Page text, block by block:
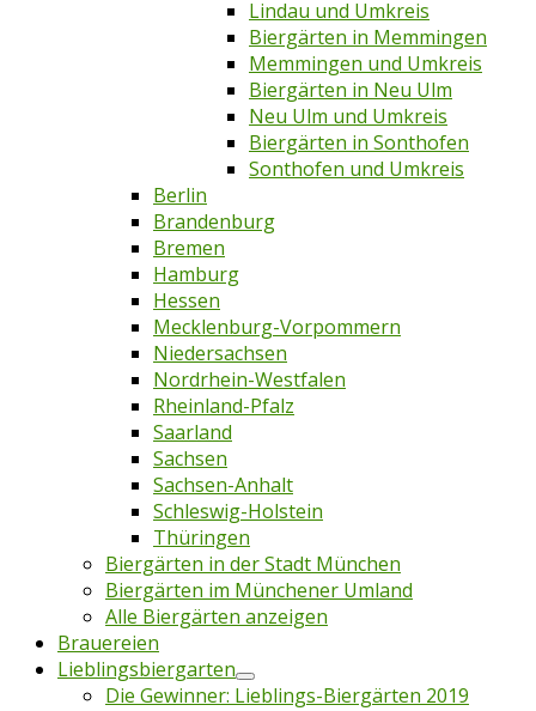
Lindau und Umkreis
Biergärten in Memmingen
Memmingen und Umkreis
Biergärten in Neu Ulm
Neu Ulm und Umkreis
Biergärten in Sonthofen
Sonthofen und Umkreis
Berlin
Brandenburg
Bremen
Hamburg
Hessen
Mecklenburg-Vorpommern
Niedersachsen
Nordrhein-Westfalen
Rheinland-Pfalz
Saarland
Sachsen
Sachsen-Anhalt
Schleswig-Holstein
Thüringen
Biergärten in der Stadt München
Biergärten im Münchener Umland
Alle Biergärten anzeigen
Brauereien
Lieblingsbiergarten
Die Gewinner: Lieblings-Biergärten 2019